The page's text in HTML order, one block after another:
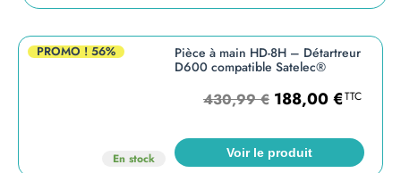
PROMO !56%
En stock
Pièce à main HD-8H – Détartreur
D600 compatible Satelec®
430,99€ 188,00€TTC
Voir le produit